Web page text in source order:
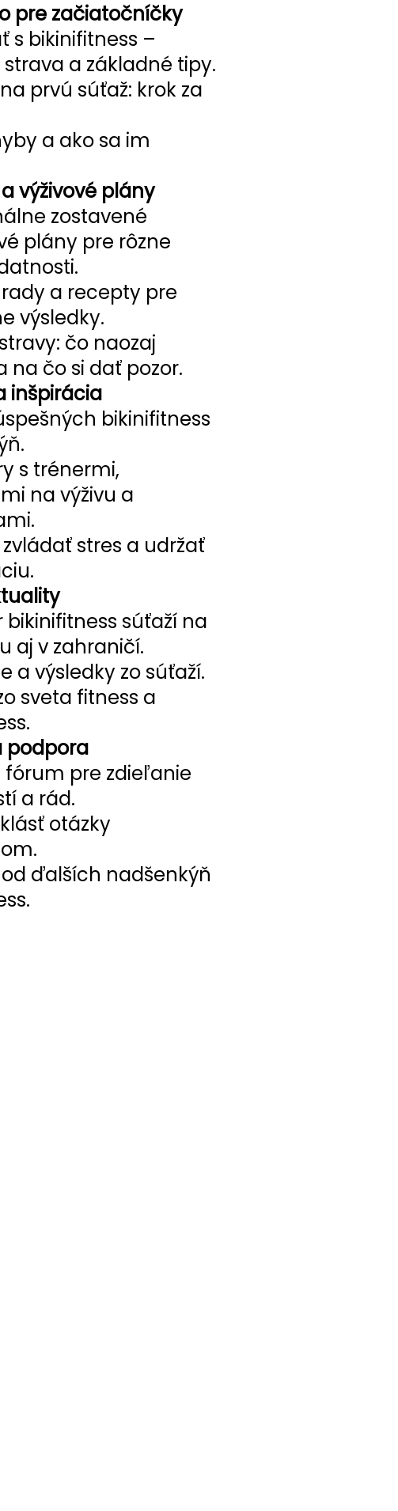
pre začiatočníčky
s bikinifitness –
a základné tipy.
prvú súťaž: krok za
a ako sa im
výživové plány
zostavené
plány pre rôzne
rady a recepty pre
výsledky.
čo naozaj
na čo si dať pozor.
inšpirácia
bikinifitness
s trénermi,
na výživu a
zvládať stres a udržať
bikinifitness súťaží na
aj v zahraničí.
a výsledky zo súťaží.
sveta fitness a
podpora
fórum pre zdieľanie
a rád.
otázky
ďalších nadšenkýň